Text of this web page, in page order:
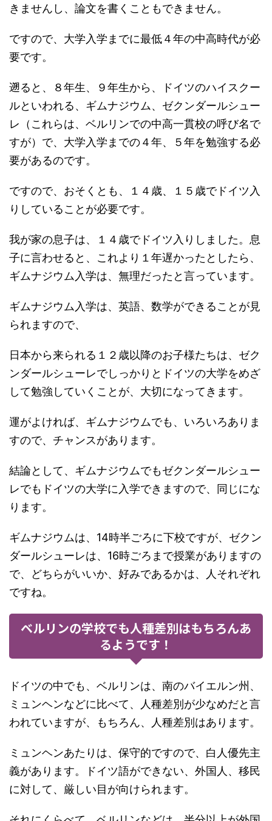
きませんし、論文を書くこともできません。
ですので、大学入学までに最低４年の中高時代が必
要です。
遡ると、８年生、９年生から、ドイツのハイスクー
ルといわれる、ギムナジウム、ゼクンダールシュー
レ（これらは、ベルリンでの中高一貫校の呼び名で
すが）で、大学入学までの４年、５年を勉強する必
要があるのです。
ですので、おそくとも、１４歳、１５歳でドイツ入
りしていることが必要です。
我が家の息子は、１４歳でドイツ入りしました。息
子に言わせると、これより１年遅かったとしたら、
ギムナジウム入学は、無理だったと言っています。
ギムナジウム入学は、英語、数学ができることが見
られますので、
日本から来られる１２歳以降のお子様たちは、ゼク
ンダールシューレでしっかりとドイツの大学をめざ
して勉強していくことが、大切になってきます。
運がよければ、ギムナジウムでも、いろいろありま
すので、チャンスがあります。
結論として、ギムナジウムでもゼクンダールシュー
レでもドイツの大学に入学できますので、同じにな
ります。
ギムナジウムは、14時半ごろに下校ですが、ゼクン
ダールシューレは、16時ごろまで授業がありますの
で、どちらがいいか、好みであるかは、人それぞれ
ですね。
ベルリンの学校でも人種差別はもちろんあ
るようです！
ドイツの中でも、ベルリンは、南のバイエルン州、
ミュンヘンなどに比べて、人種差別が少なめだと言
われていますが、もちろん、人種差別はあります。
ミュンヘンあたりは、保守的ですので、白人優先主
義があります。ドイツ語ができない、外国人、移民
に対して、厳しい目が向けられます。